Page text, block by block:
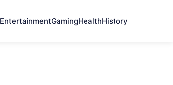
EntertainmentGamingHealthHistory